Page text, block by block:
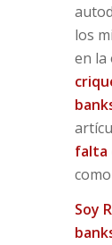
los
en la
falta
como
Soy